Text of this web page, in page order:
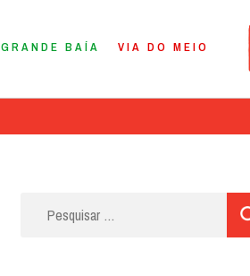
GRANDE BAÍA VIA DO MEIO